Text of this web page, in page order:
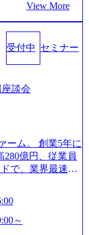
ア・エンタメ業
業立案を得意と
。金融業界を中
変革、規制対応等
善仁氏：19卒Pw
) 戦略だけの
articl
シンプレクスと
き100%デジタル
【未経験
ファーム経験
域にもチャレン
ー ・現職ファー
日制 2025年度の
入社日に付与さ
に繰り越すこと
可能日数は異な
連続5日のリフレ
看護、介護など
時の3月31日まで
上げ・繰り下げが
得でき、1時間
で
風寮と青風寮の2
が入居可能で
自宅から勤務地
領域にこだわら
ャリアの挑戦が
バーであり、経
M&Aや財務アド
リアを発展させ
内訳としては個
寧なOJTを欠か
木) 16:00 ＼応募
構のビジョンや
伝えするオンラ
興味があり、ま
的に知りたい M
お考えの方はも
。お気軽にご参
View More
受付中 セミナー
談会
ーム。 創業5年に
280億円、従業員
で、業界最速と
ファームでは外
いる。 主力事業
業を中心に、IT
～